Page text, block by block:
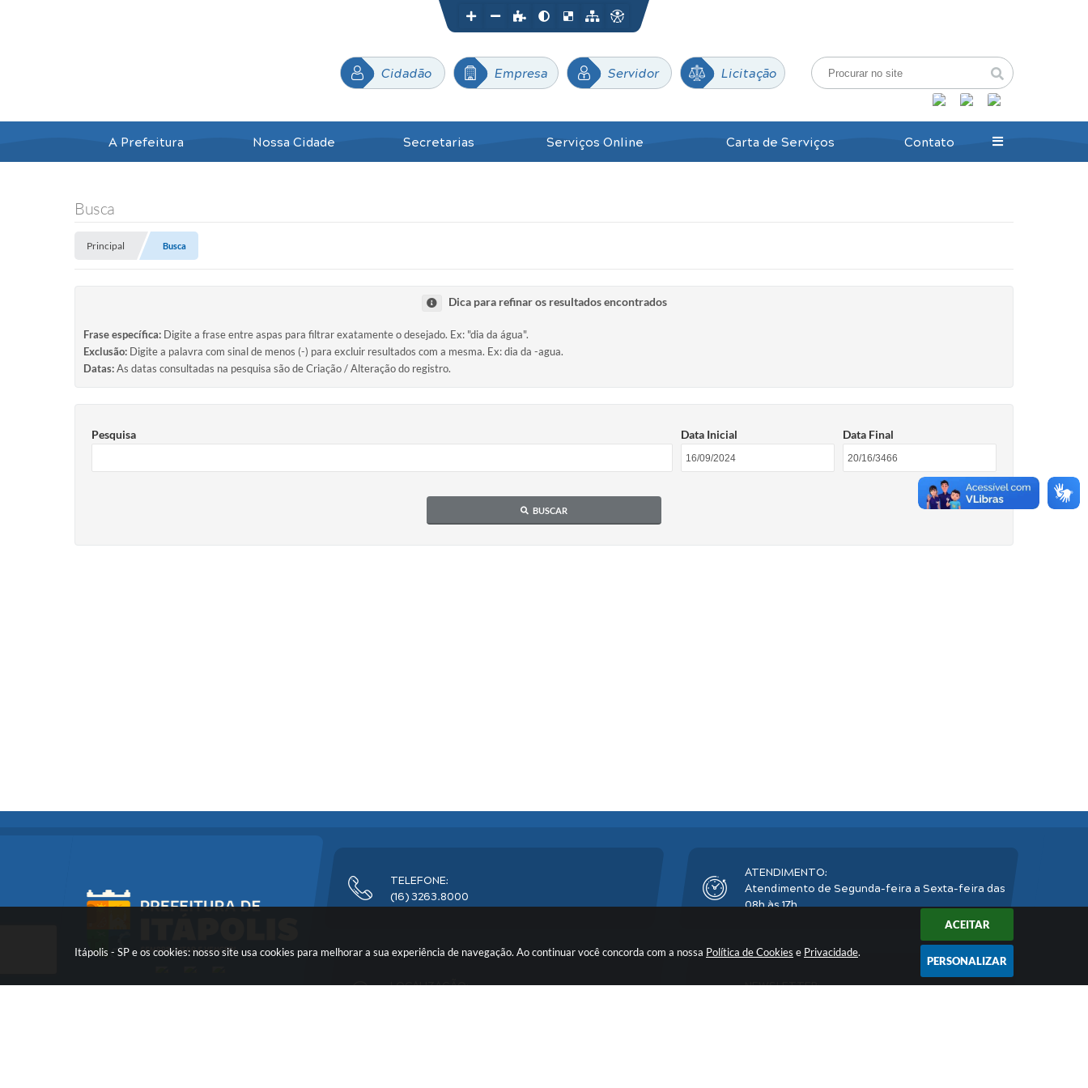
Itápolis - SP e os cookies: nosso site usa cookies para melhorar a sua experiência de navegação. Ao continuar você concorda com a nossa Política de Cookies e Privacidade.
ACEITAR
PERSONALIZAR
Cidadão Empresa Servidor Licitação
A Prefeitura Nossa Cidade Secretarias Serviços Online Carta de Serviços Contato
Busca
Principal Busca
Dica para refinar os resultados encontrados
Frase específica: Digite a frase entre aspas para filtrar exatamente o desejado. Ex: "dia da água".
Exclusão: Digite a palavra com sinal de menos (-) para excluir resultados com a mesma. Ex: dia da -agua.
Datas:As datas consultadas na pesquisa são de Criação / Alteração do registro.
Pesquisa Data Inicial Data Final
BUSCAR
TELEFONE:
(16) 3263.8000
ATENDIMENTO:
Atendimento de Segunda-feira a Sexta-feira das
08h às 17h
LOCALIZAÇÃO:
NEWSLETTER: